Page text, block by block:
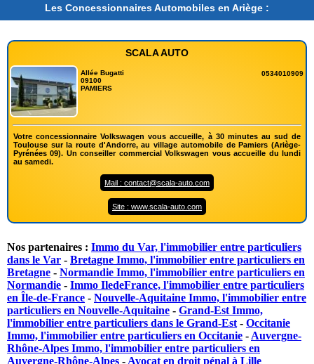
Les Concessionnaires Automobiles en Ariège :
SCALA AUTO
Allée Bugatti
09100
PAMIERS
0534010909
Votre concessionnaire Volkswagen vous accueille, à 30 minutes au sud de
Toulouse sur la route d'Andorre, au village automobile de Pamiers (Ariège-
Pyrénées 09). Un conseiller commercial Volkswagen vous accueille du lundi
au samedi.
Mail : contact@scala-auto.com
Site : www.scala-auto.com
Nos partenaires : Immo du Var, l'immobilier entre particuliers
dans le Var - Bretagne Immo, l'immobilier entre particuliers en
Bretagne - Normandie Immo, l'immobilier entre particuliers en
Normandie - Immo IledeFrance, l'immobilier entre particuliers
en Île-de-France - Nouvelle-Aquitaine Immo, l'immobilier entre
particuliers en Nouvelle-Aquitaine - Grand-Est Immo,
l'immobilier entre particuliers dans le Grand-Est - Occitanie
Immo, l'immobilier entre particuliers en Occitanie - Auvergne-
Rhône-Alpes Immo, l'immobilier entre particuliers en
Auvergne-Rhône-Alpes - Avocat en droit pénal à Lille